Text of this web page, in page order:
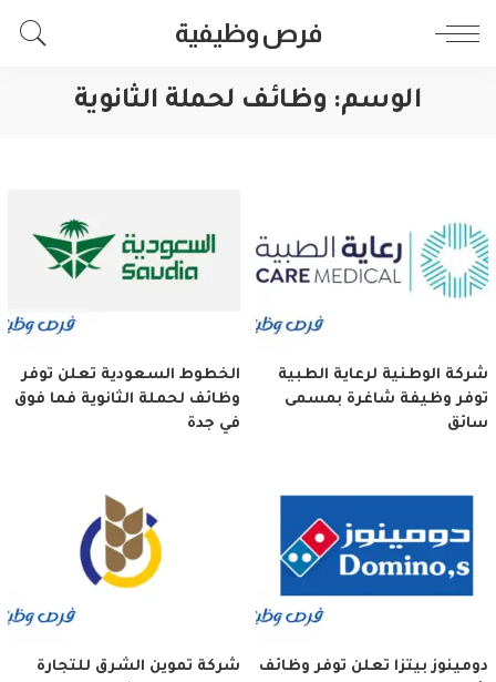
فرص وظيفية
الوسم: وظائف لحملة الثانوية
شركة الوطنية لرعاية الطبية
توفر وظيفة شاغرة بمسمى
سائق
الخطوط السعودية تعلن توفر
وظائف لحملة الثانوية فما فوق
في جدة
دومينوز بيتزا تعلن توفر وظائف
شركة تموين الشرق للتجارة